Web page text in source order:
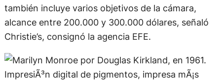
también incluye varios objetivos de la cámara,
alcance entre 200.000 y 300.000 dólares, señaló
Christie’s, consignó la agencia EFE.